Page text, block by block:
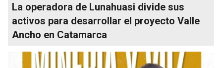
La operadora de Lunahuasi divide sus
activos para desarrollar el proyecto Valle
Ancho en Catamarca